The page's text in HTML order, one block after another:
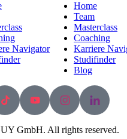
Navigator
Home
Team
Masterclass
Coaching
Karriere
Studifinder
Blog
GmbH. All rights reserved.